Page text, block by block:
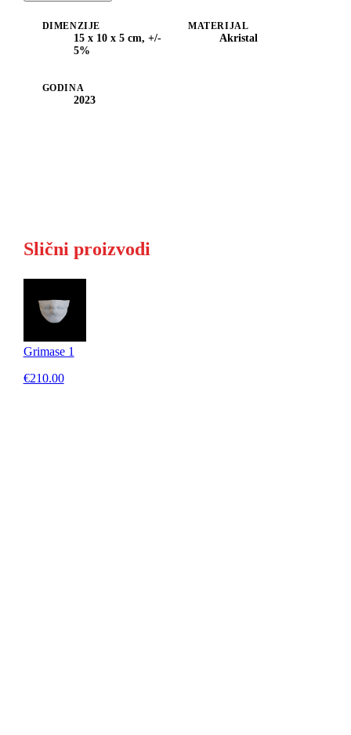
DIMENZIJE
15 x 10 x 5 cm, +/-
5%
MATERIJAL
Akristal
GODINA
2023
Slični proizvodi
Grimase 1
€210.00